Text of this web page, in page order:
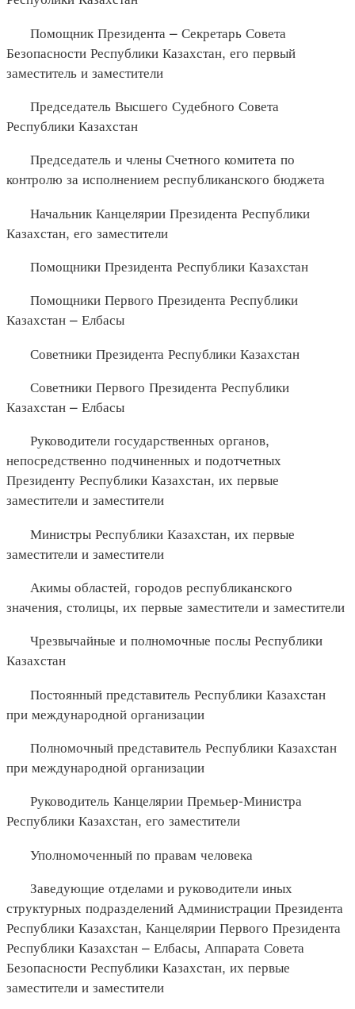
Помощник Президента – Секретарь Совета
Безопасности Республики Казахстан, его первый
заместитель и заместители
Председатель Высшего Судебного Совета
Республики Казахстан
Председатель и члены Счетного комитета по
контролю за исполнением республиканского бюджета
Начальник Канцелярии Президента Республики
Казахстан, его заместители
Помощники Президента Республики Казахстан
Помощники Первого Президента Республики
Казахстан – Елбасы
Советники Президента Республики Казахстан
Советники Первого Президента Республики
Казахстан – Елбасы
Руководители государственных органов,
непосредственно подчиненных и подотчетных
Президенту Республики Казахстан, их первые
заместители и заместители
Министры Республики Казахстан, их первые
заместители и заместители
Акимы областей, городов республиканского
значения, столицы, их первые заместители и заместители
Чрезвычайные и полномочные послы Республики
Казахстан
Постоянный представитель Республики Казахстан
при международной организации
Полномочный представитель Республики Казахстан
при международной организации
Руководитель Канцелярии Премьер-Министра
Республики Казахстан, его заместители
Уполномоченный по правам человека
Заведующие отделами и руководители иных
структурных подразделений Администрации Президента
Республики Казахстан, Канцелярии Первого Президента
Республики Казахстан – Елбасы, Аппарата Совета
Безопасности Республики Казахстан, их первые
заместители и заместители